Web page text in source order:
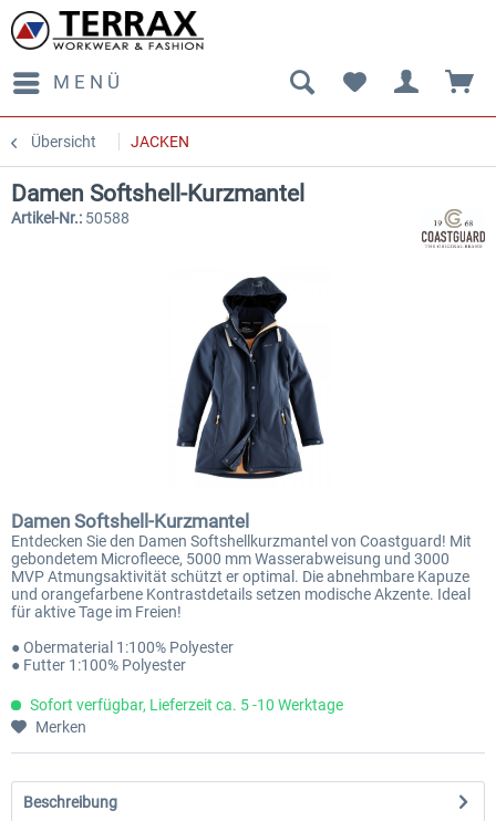
MENÜ
Übersicht JACKEN
Damen Softshell-Kurzmantel
Artikel-Nr.: 50588
Damen Softshell-Kurzmantel
Entdecken Sie den Damen Softshellkurzmantel von Coastguard! Mit
gebondetem Microfleece, 5000 mm Wasserabweisung und 3000
MVP Atmungsaktivität schützt er optimal. Die abnehmbare Kapuze
und orangefarbene Kontrastdetails setzen modische Akzente. Ideal
für aktive Tage im Freien!
● Obermaterial 1:100% Polyester
● Futter 1:100% Polyester
Sofort verfügbar, Lieferzeit ca. 5 -10 Werktage
Merken
Beschreibung